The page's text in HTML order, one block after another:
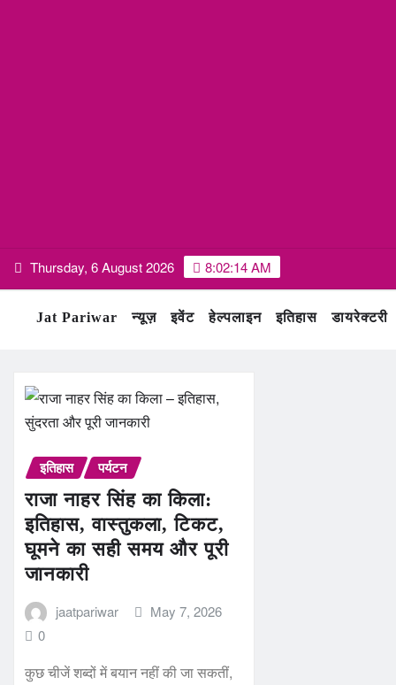
Skip Thursday, 6 August 2026 8:02:15 AM
Jat Pariwar न्यूज़ इवेंट हेल्पलाइन इतिहास डायरेक्टरी
इतिहास पर्यटन
राजा नाहर सिंह का किला:
इतिहास, वास्तुकला, टिकट,
घूमने का सही समय और पूरी
जानकारी
jaatpariwar
May 7, 2026
0
कुछ चीजें शब्दों में बयान नहीं की जा सकतीं,